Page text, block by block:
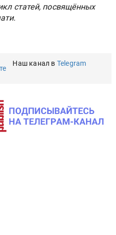
статей, посвящённых
Наш канал в Telegram